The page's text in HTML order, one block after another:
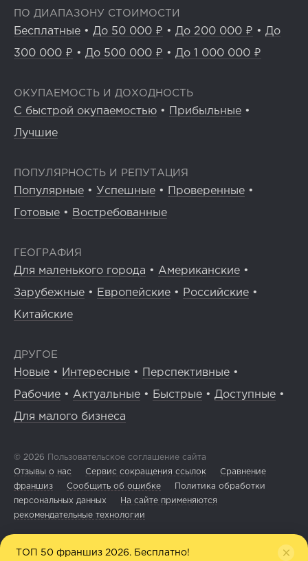
ПО ДИАПАЗОНУ СТОИМОСТИ
Бесплатные • До 50 000 ₽ • До 200 000 ₽ • До
300 000 ₽ • До 500 000 ₽ • До 1 000 000 ₽
ОКУПАЕМОСТЬ И ДОХОДНОСТЬ
С быстрой окупаемостью • Прибыльные •
Лучшие
ПОПУЛЯРНОСТЬ И РЕПУТАЦИЯ
Популярные • Успешные • Проверенные •
Готовые • Востребованные
ГЕОГРАФИЯ
Для маленького города • Американские •
Зарубежные • Европейские • Российские •
Китайские
ДРУГОЕ
Новые • Интересные • Перспективные •
Рабочие • Актуальные • Быстрые • Доступные •
Для малого бизнеса
© 2026 Пользовательское соглашение сайта
Отзывы о нас
Сервис сокращения ссылок
Сравнение
франшиз
Сообщить об ошибке
Политика обработки
персональных данных
На сайте применяются
рекомендательные технологии
ТОП 50 франшиз 2026. Бесплатно!